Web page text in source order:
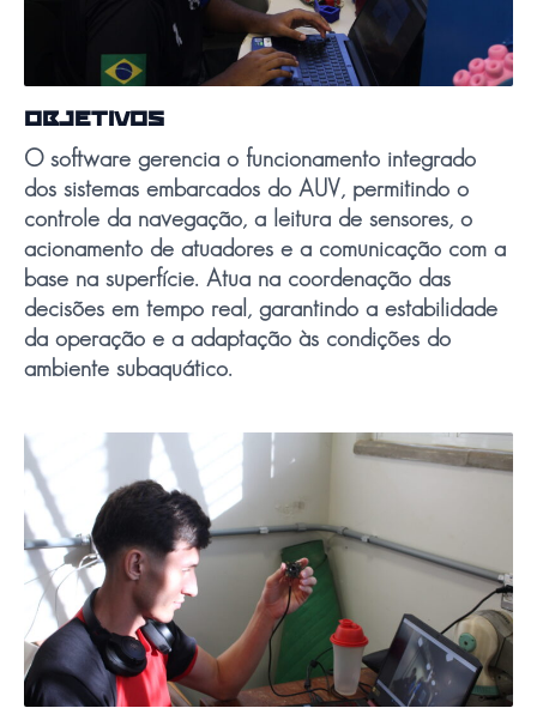
OBJETIVOS
O software gerencia o funcionamento integrado
dos sistemas embarcados do AUV, permitindo o
controle da navegação, a leitura de sensores, o
acionamento de atuadores e a comunicação com a
base na superfície. Atua na coordenação das
decisões em tempo real, garantindo a estabilidade
da operação e a adaptação às condições do
ambiente subaquático.